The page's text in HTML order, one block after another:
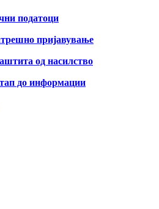
податоци
пријавување
од насилство
до информации